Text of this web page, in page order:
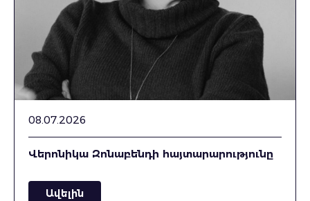
08.07.2026
Վերոնիկա Զոնաբենդի հայտարարությունը
Ավելին